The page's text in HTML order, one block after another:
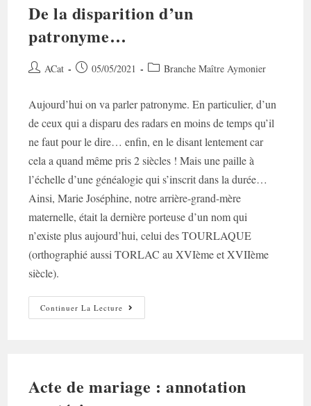
De la disparition d’un
patronyme…
Auteur/autrice
publication :
ACat
Post05/05/2021
PostBranche Maître Aymonier
Aujourd’hui on va parler patronyme. En particulier, d’un
de ceux qui a disparu des radars en moins de temps qu’il
ne faut pour le dire… enfin, en le disant lentement car
cela a quand même pris 2 siècles ! Mais une paille à
l’échelle d’une généalogie qui s’inscrit dans la durée…
Ainsi, Marie Joséphine, notre arrière-grand-mère
maternelle, était la dernière porteuse d’un nom qui
n’existe plus aujourd’hui, celui des TOURLAQUE
(orthographié aussi TORLAC au XVIème et XVIIème
siècle).
Continuer La Lecture De
La
Acte de mariage : annotation